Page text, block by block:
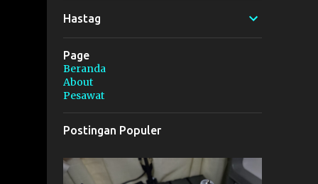
Hastag
Page
Beranda
About
Pesawat
Postingan Populer